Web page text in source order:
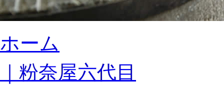
ン
ツ
ホーム
｜粉奈屋六代目